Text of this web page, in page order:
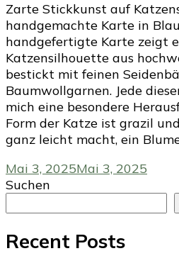
Zarte Stickkunst auf
handgemachte Karte in
handgefertigte Karte zeigt
Katzensilhouette aus
bestickt mit feinen
Baumwollgarnen. Jede
mich eine besondere
Form der Katze ist grazil
ganz leicht macht, ein
Mai 3, 2025Mai 3, 2025
Suchen
Recent Posts